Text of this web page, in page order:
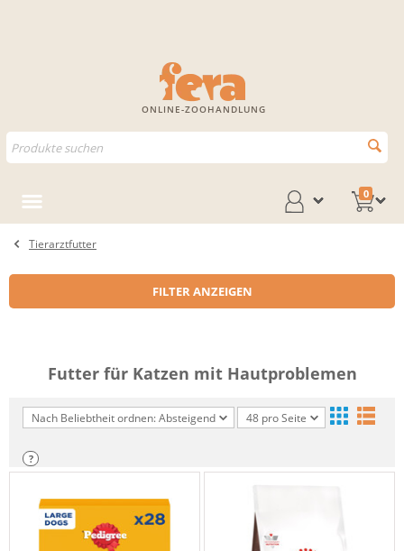
ONLINE-ZOOHANDLUNG
0
Tierarztfutter
FILTER ANZEIGEN
Futter für Katzen mit Hautproblemen
Nach Beliebtheit ordnen: Absteigend 48 pro Seite
?